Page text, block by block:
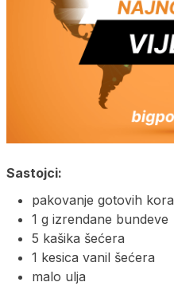
Sastojci:
pakovanje gotovih kora
1 g izrendane bundeve
5 kašika šećera
1 kesica vanil šećera
malo ulja